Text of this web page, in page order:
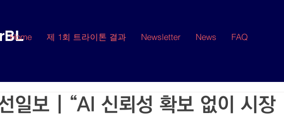
Home 제 1회 트라이톤 결과 Newsletter News FAQ
일보 | “AI 신뢰성 확보 없이 시장